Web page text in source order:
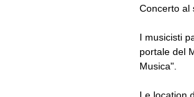
Concerto al
I musicisti
portale del
Musica".